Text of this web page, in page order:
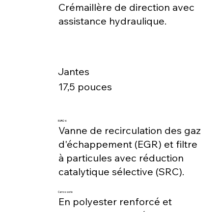
Crémaillère de direction avec
assistance hydraulique.
Jantes
17,5 pouces
EURO 6
Vanne de recirculation des gaz
d'échappement (EGR) et filtre
à particules avec réduction
catalytique sélective (SRC).
Carrosserie
En polyester renforcé et